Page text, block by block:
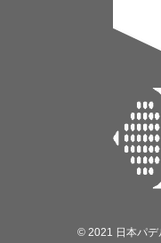
© 2021 日本パデ